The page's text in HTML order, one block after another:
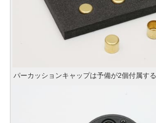
パーカッションキャップは予備が2個付属する